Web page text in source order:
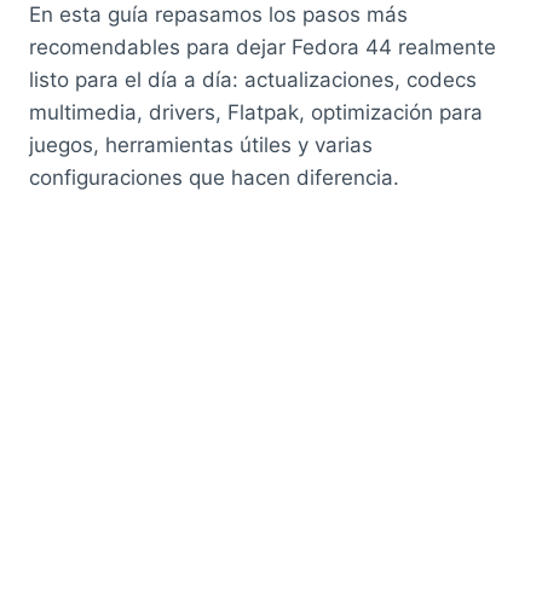
En esta guía repasamos los pasos más
recomendables para dejar Fedora 44 realmente
listo para el día a día: actualizaciones, codecs
multimedia, drivers, Flatpak, optimización para
juegos, herramientas útiles y varias
configuraciones que hacen diferencia.